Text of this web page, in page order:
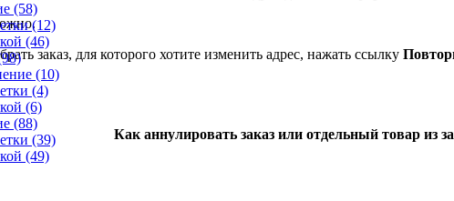
(58)
(12)
(46)
(10)
(4)
(6)
(88)
(39)
(49)
заказ, для которого хотите изменить адрес, нажать ссылку
Как аннулировать заказ или отдельный товар из